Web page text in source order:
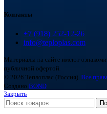
Контакты
+7 (918) 252-12-26
info@teploplas.com
Материалы на сайте имеют
публичной офертой.
© 2026 Теплоплас (Россия). Все
Создано BOND
Закрыть